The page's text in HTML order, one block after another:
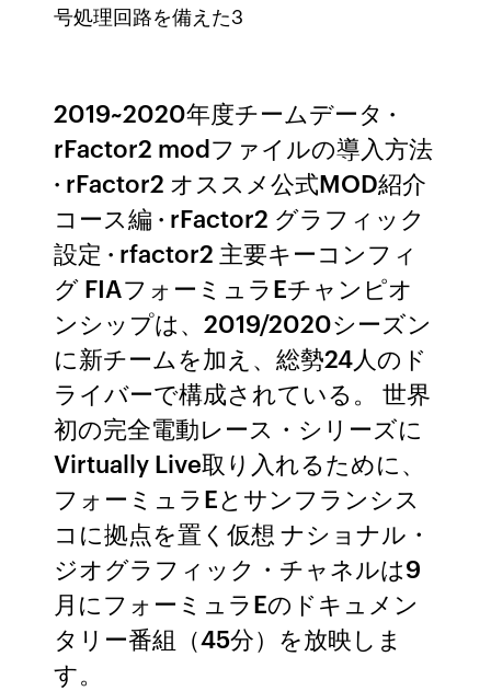
号処理回路を備えた3
2019~2020年度チームデータ ·
rFactor2 modファイルの導入方法
· rFactor2 オススメ公式MOD紹介
コース編 · rFactor2 グラフィック
設定 · rfactor2 主要キーコンフィ
グ FIAフォーミュラEチャンピオ
ンシップは、2019/2020シーズン
に新チームを加え、総勢24人のド
ライバーで構成されている。 世界
初の完全電動レース・シリーズに
Virtually Live取り入れるために、
フォーミュラEとサンフランシス
コに拠点を置く仮想 ナショナル・
ジオグラフィック・チャネルは9
月にフォーミュラEのドキュメン
タリー番組（45分）を放映しま
す。